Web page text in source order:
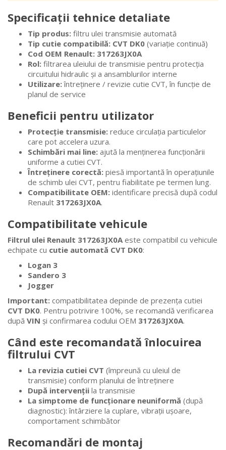
Specificații tehnice detaliate
Tip produs: filtru ulei transmisie automată
Tip cutie compatibilă: CVT DK0 (variație continuă)
Cod OEM Renault: 317263JX0A
Rol: filtrarea uleiului de transmisie pentru protecția
circuitului hidraulic și a ansamblurilor interne
Utilizare:întreținere / revizie cutie CVT, în funcție de
planul de service
Beneficii pentru utilizator
Protecție transmisie: reduce circulația particulelor
care pot accelera uzura.
Schimbări mai line: ajută la menținerea funcționării
uniforme a cutiei CVT.
Întreținere corectă: piesă importantă în operațiunile
de schimb ulei CVT, pentru fiabilitate pe termen lung.
Compatibilitate OEM: identificare precisă după codul
Renault 317263JX0A.
Compatibilitate vehicule
Filtrul ulei Renault 317263JX0Aeste compatibil cu vehicule
echipate cu cutie automată CVT DK0:
Logan 3
Sandero 3
Jogger
Important: compatibilitatea depinde de prezența cutiei
CVT DK0. Pentru potrivire 100%, se recomandă verificarea
după VIN și confirmarea codului OEM 317263JX0A.
Când este recomandată înlocuirea
filtrului CVT
La revizia cutiei CVT (împreună cu uleiul de
transmisie) conform planului de întreținere
După intervenții la transmisie
La simptome de funcționare neuniformă (după
diagnostic): întârziere la cuplare, vibrații ușoare,
comportament schimbător
Recomandări de montaj